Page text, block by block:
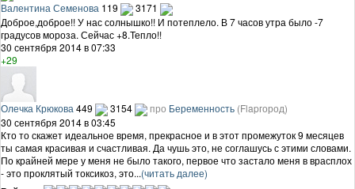
Валентина Семенова 119
3171
Доброе,доброе!! У нас солнышко!! И потеплело. В 7 часов утра было -7
градусов мороза. Сейчас +8.Тепло!!
30 сентября 2014 в 07:33
+29
Олечка Крюкова 449 3154 про Беременность (Flapгород)
30 сентября 2014 в 03:45
Кто то скажет идеальное время, прекрасное и в этот промежуток 9 месяцев
ты самая красивая и счастливая. Да чушь это, не соглашусь с этими словами.
По крайней мере у меня не было такого, первое что застало меня в врасплох
- это проклятый токсикоз, это...(читать далее)